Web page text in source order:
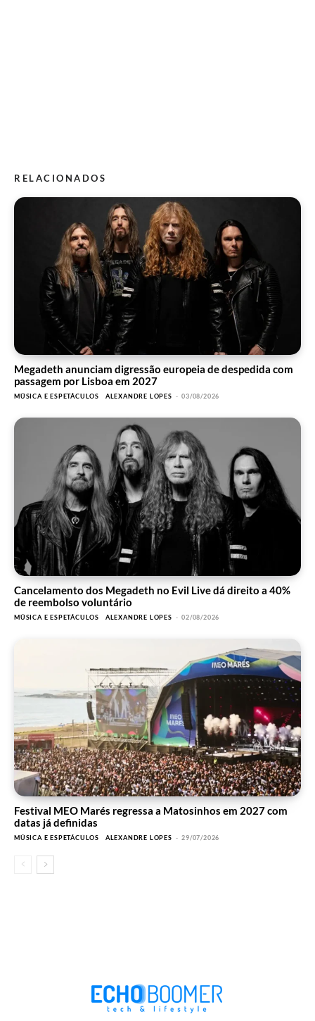
RELACIONADOS
Megadeth anunciam digressão europeia de despedida com
passagem por Lisboa em 2027
MÚSICA E ESPETÁCULOS ALEXANDRE LOPES - 03/08/2026
Cancelamento dos Megadeth no Evil Live dá direito a 40%
de reembolso voluntário
MÚSICA E ESPETÁCULOS ALEXANDRE LOPES - 02/08/2026
Festival MEO Marés regressa a Matosinhos em 2027 com
datas já definidas
MÚSICA E ESPETÁCULOS ALEXANDRE LOPES - 29/07/2026